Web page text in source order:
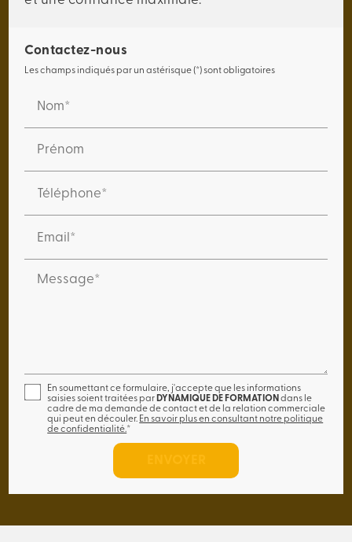
Contactez-nous
Les champs indiqués par un astérisque (*) sont obligatoires
Nom*
Prénom
Téléphone*
Email*
Message*
En soumettant ce formulaire, j'accepte que les informations
saisies soient traitées par DYNAMIQUE DE FORMATION dans le
cadre de ma demande de contact et de la relation commerciale
qui peut en découler. En savoir plus en consultant notre politique
de confidentialité.*